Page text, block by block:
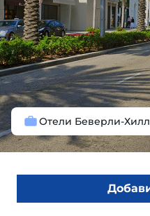
Отели Беверли-